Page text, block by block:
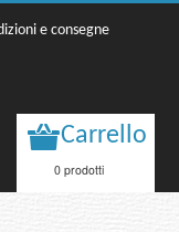
e consegne
Carrello
0 prodotti